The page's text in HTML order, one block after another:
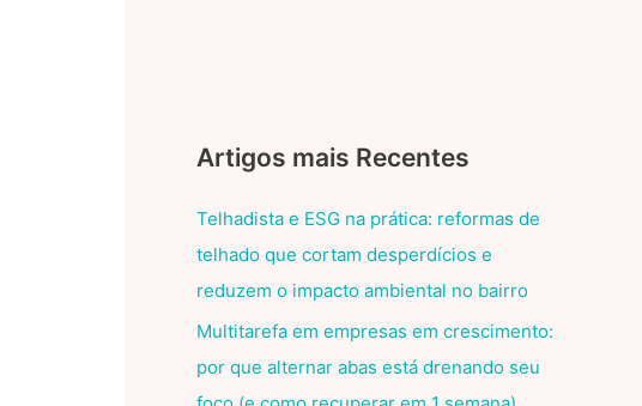
Artigos mais Recentes
Telhadista e ESG na prática: reformas de
telhado que cortam desperdícios e
reduzem o impacto ambiental no bairro
Multitarefa em empresas em crescimento:
por que alternar abas está drenando seu